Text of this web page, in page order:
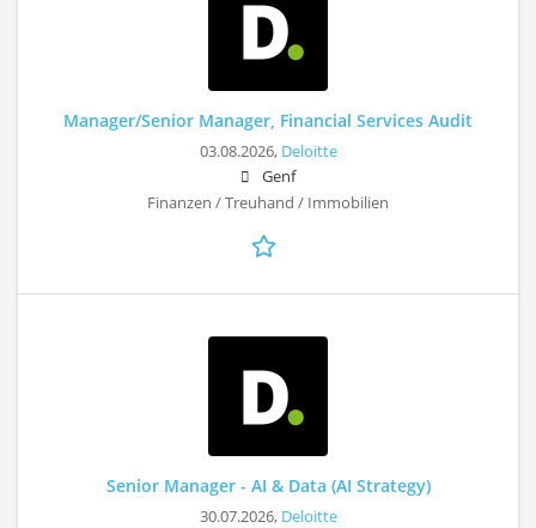
Manager/Senior Manager, Financial Services Audit
03.08.2026, Deloitte
Genf
Finanzen / Treuhand / Immobilien
Senior Manager - AI & Data (AI Strategy)
30.07.2026, Deloitte